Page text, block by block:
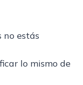
no estás
lo mismo de